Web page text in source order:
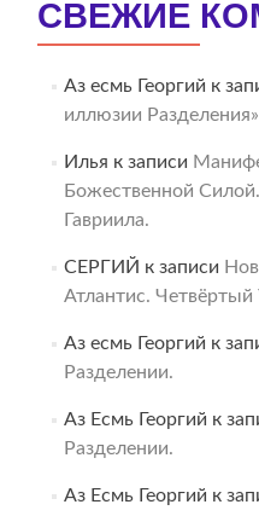
СВЕЖИЕ
Аз есмь Георгий к
иллюзии
Илья к записи
Божественной
Гавриила.
СЕРГИЙ к записи
Атлантис. Четвёртый
Аз есмь Георгий к
Разделении.
Аз Есмь Георгий к
Разделении.
Аз Есмь Георгий к